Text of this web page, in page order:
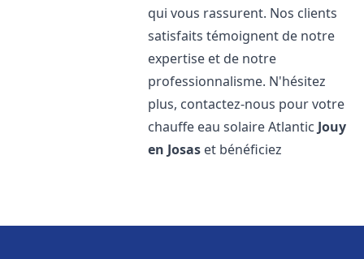
qui vous rassurent. Nos clients
satisfaits témoignent de notre
expertise et de notre
professionnalisme. N'hésitez
plus, contactez-nous pour votre
chauffe eau solaire Atlantic Jouy
en Josas et bénéficiez